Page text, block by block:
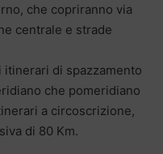
che copriranno via
centrale e strade
di spazzamento
che pomeridiano
a circoscrizione,
di 80 Km.